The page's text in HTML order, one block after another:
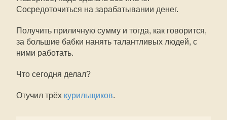
Сосредоточиться на зарабатывании денег.
Получить приличную сумму и тогда, как говорится,
за большие бабки нанять талантливых людей, с
ними работать.
Что сегодня делал?
Отучил трёх курильщиков.